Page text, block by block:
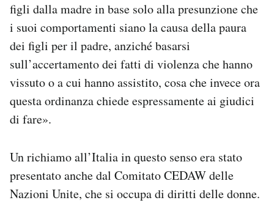
figli dalla madre in base solo alla presunzione che
i suoi comportamenti siano la causa della paura
dei figli per il padre, anziché basarsi
sull’accertamento dei fatti di violenza che hanno
vissuto o a cui hanno assistito, cosa che invece ora
questa ordinanza chiede espressamente ai giudici
di fare».
Un richiamo all’Italia in questo senso era stato
presentato anche dal Comitato CEDAW delle
Nazioni Unite, che si occupa di diritti delle donne.